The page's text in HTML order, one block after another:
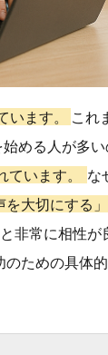
ます。
これ
める人が多
います。
な
大切にする
非常に相性が
ための具体